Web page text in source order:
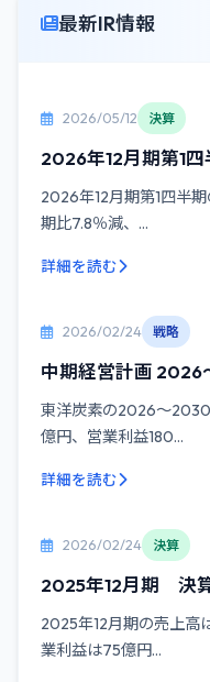
最新IR情報
2026/05/12 決算
2026年12月期第1
2026年12月期第1四半
期比7.8％減、...
詳細を読む
2026/02/24 戦略
中期経営計画
東洋炭素の2026〜
億円、営業利益180...
詳細を読む
2026/02/24 決算
2025年12月期 決
2025年12月期の売上
業利益は75億円...